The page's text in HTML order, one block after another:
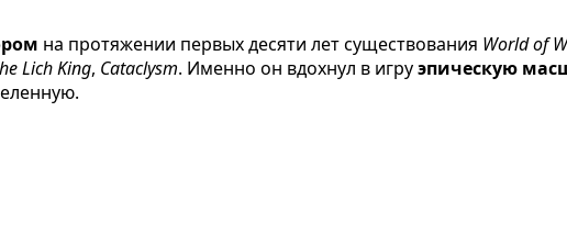
на протяжении первых десяти лет существования World of
Lich King, Cataclysm. Именно он вдохнул в игруэпическую